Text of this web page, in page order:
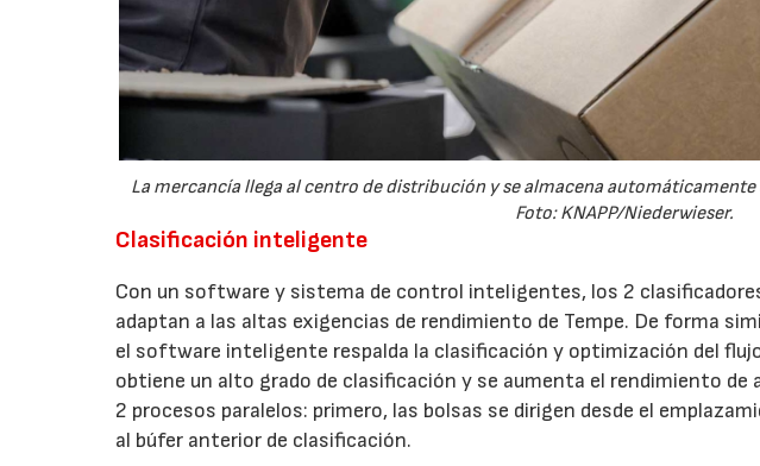
La mercancía llega al centro de distribución y se almacena
Foto: KNAPP/Niederwieser.
Clasificación inteligente
Con un software y sistema de control inteligentes, los 2
adaptan a las altas exigencias de rendimiento de Tempe. De forma
el software inteligente respalda la clasificación y optimización del
obtiene un alto grado de clasificación y se aumenta el rendimiento de
2 procesos paralelos: primero, las bolsas se dirigen desde el
al búfer anterior de clasificación.